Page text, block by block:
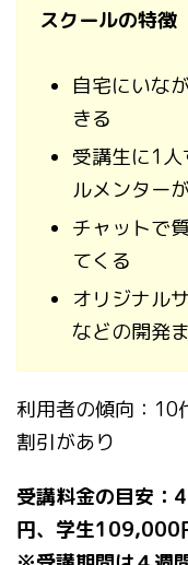
スクールの特徴
自宅にいな
きる
受講生に1
ルメンター
チャットで
てくる
オリジナル
などの開発
利用者の傾向：10
割引があり
受講料金の目安
円、学生109,000